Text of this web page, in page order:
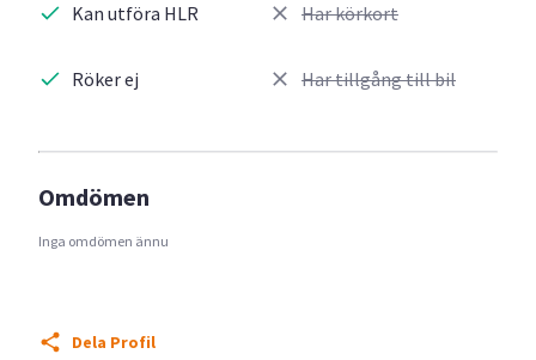
Kan utföra HLR
Röker ej
Har körkort
Har tillgång till bil
Omdömen
Inga omdömen ännu
Dela Profil